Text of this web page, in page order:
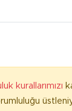
kurallarımızı